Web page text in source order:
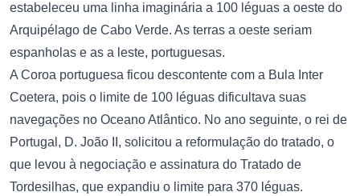
estabeleceu uma linha imaginária a 100 léguas a oeste do
Arquipélago de Cabo Verde. As terras a oeste seriam
espanholas e as a leste, portuguesas.
A Coroa portuguesa ficou descontente com a Bula Inter
Coetera, pois o limite de 100 léguas dificultava suas
navegações no Oceano Atlântico. No ano seguinte, o rei de
Portugal, D. João II, solicitou a reformulação do tratado, o
que levou à negociação e assinatura do Tratado de
Tordesilhas, que expandiu o limite para 370 léguas.